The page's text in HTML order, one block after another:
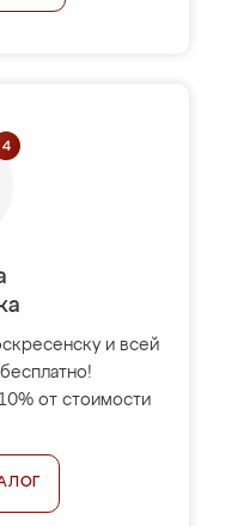
и всей
от стоимости